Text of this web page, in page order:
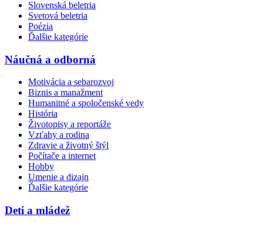
Slovenská beletria
Svetová beletria
Poézia
Ďalšie kategórie
Náučná a odborná
Motivácia a sebarozvoj
Biznis a manažment
Humanitné a spoločenské vedy
História
Životopisy a reportáže
Vzťahy a rodina
Zdravie a životný štýl
Počítače a internet
Hobby
Umenie a dizajn
Ďalšie kategórie
Deti a mládež